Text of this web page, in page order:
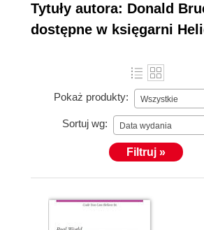
Tytuły autora: Donald
dostępne w księgarni
Pokaż produkty: Wszystkie
Sortuj wg: Data wydania
Filtruj »